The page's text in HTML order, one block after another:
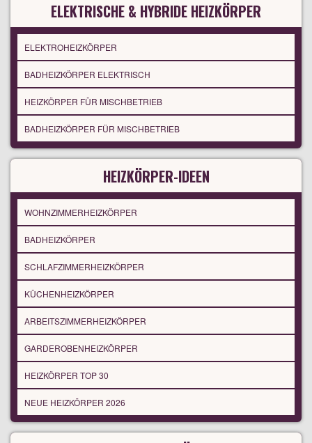
ELEKTRISCHE & HYBRIDE HEIZKÖRPER
ELEKTROHEIZKÖRPER
BADHEIZKÖRPER ELEKTRISCH
HEIZKÖRPER FÜR MISCHBETRIEB
BADHEIZKÖRPER FÜR MISCHBETRIEB
HEIZKÖRPER-IDEEN
WOHNZIMMERHEIZKÖRPER
BADHEIZKÖRPER
SCHLAFZIMMERHEIZKÖRPER
KÜCHENHEIZKÖRPER
ARBEITSZIMMERHEIZKÖRPER
GARDEROBENHEIZKÖRPER
HEIZKÖRPER TOP 30
NEUE HEIZKÖRPER 2026